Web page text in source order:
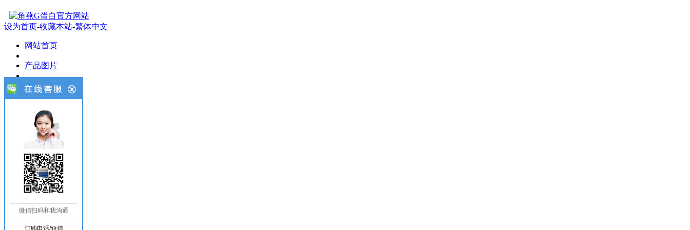
设为首页-收藏本站-繁体中文
网站首页
产品图片
新闻知识
功效作用
我要订购
客户案例
联系我们
新闻知识
微信扫码和我沟通
订购电话/短信